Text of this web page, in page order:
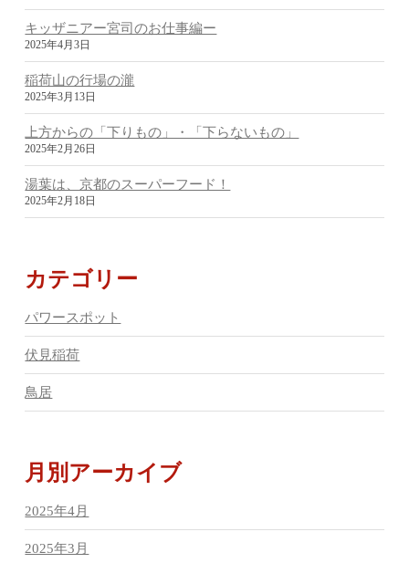
キッザニアー宮司のお仕事編ー
2025年4月3日
稲荷山の行場の瀧
2025年3月13日
上方からの「下りもの」・「下らないもの」
2025年2月26日
湯葉は、京都のスーパーフード！
2025年2月18日
カテゴリー
パワースポット
伏見稲荷
鳥居
月別アーカイブ
2025年4月
2025年3月